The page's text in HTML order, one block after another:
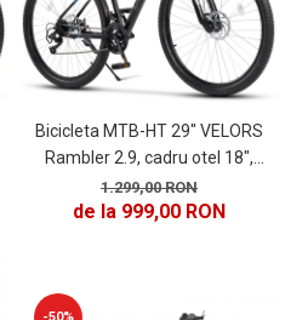
Bicicleta MTB-HT 29" VELORS
Rambler 2.9, cadru otel 18",
manete secventiale, frane disc, 21
viteze, negru/gri
1.299,00 RON
de la 999,00 RON